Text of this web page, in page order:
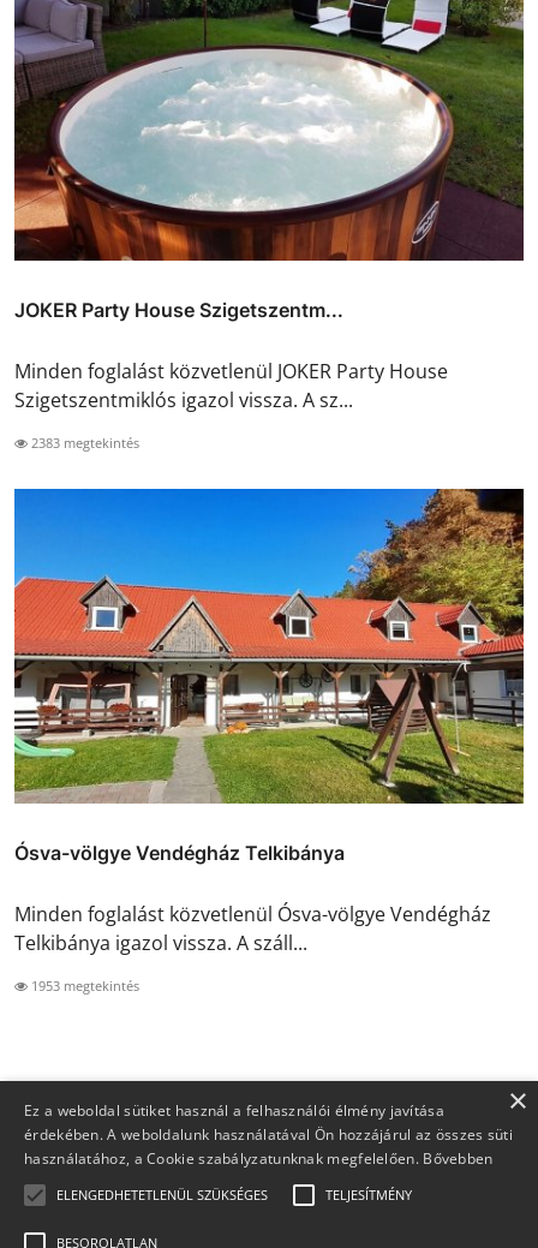
JOKER Party House Szigetszentm...
Minden foglalást közvetlenül JOKER Party House
Szigetszentmiklós igazol vissza. A sz...
2383 megtekintés
Ósva-völgye Vendégház Telkibánya
Minden foglalást közvetlenül Ósva-völgye Vendégház
Telkibánya igazol vissza. A száll...
1953 megtekintés
×
Ez a weboldal sütiket használ a felhasználói élmény javítása
érdekében. A weboldalunk használatával Ön hozzájárul az összes süti
használatához, a Cookie szabályzatunknak megfelelően. Bővebben
ELENGEDHETETLENÜL SZÜKSÉGES TELJESÍTMÉNY
BESOROLATLAN